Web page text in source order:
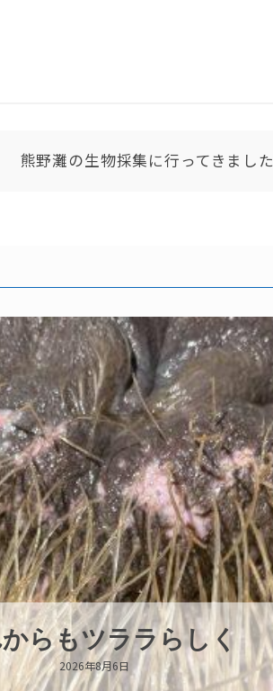
熊野灘の生物採集に行ってきました
ー’s Birthday!!!
2026年8月6日